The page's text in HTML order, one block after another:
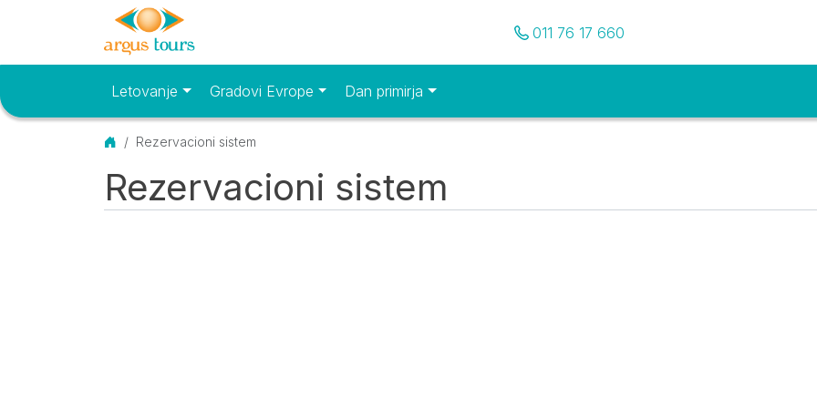
Pozovite nas
011 76 17 660
Osnovni meniLetovanje Gradovi Evrope Dan primirja
Početna
Rezervacioni sistem
Rezervacioni sistem